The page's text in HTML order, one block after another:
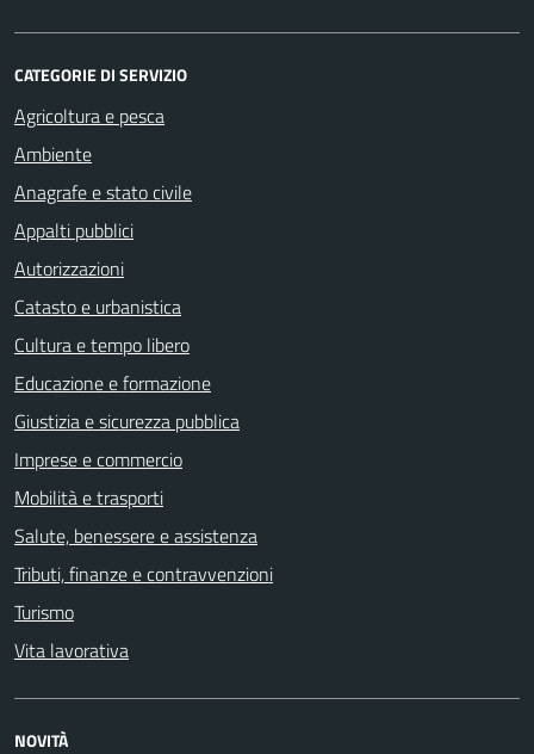
CATEGORIE DI SERVIZIO
Agricoltura e pesca
Ambiente
Anagrafe e stato civile
Appalti pubblici
Autorizzazioni
Catasto e urbanistica
Cultura e tempo libero
Educazione e formazione
Giustizia e sicurezza pubblica
Imprese e commercio
Mobilità e trasporti
Salute, benessere e assistenza
Tributi, finanze e contravvenzioni
Turismo
Vita lavorativa
NOVITÀ